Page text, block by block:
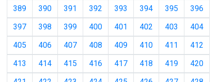
389
390 391 392 393 394 395
396
397
398 399 400 401 402 403
404
405
406 407 408 409 410 411
412
413
414 415 416 417 418 419
420